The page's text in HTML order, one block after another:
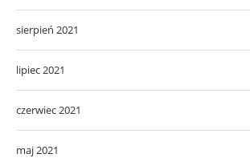
sierpień 2021
lipiec 2021
czerwiec 2021
maj 2021